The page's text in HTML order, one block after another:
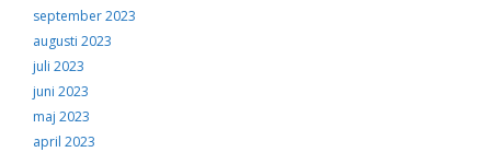
september 2023
augusti 2023
juli 2023
juni 2023
maj 2023
april 2023